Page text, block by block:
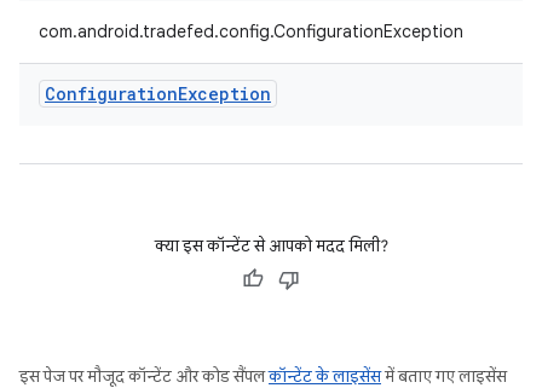
com.android.tradefed.config.ConfigurationException
ConfigurationException
क्या इस कॉन्टेंट से आपको मदद मिली?
इस पेज पर मौजूद कॉन्टेंट और कोड सैंपलकॉन्टेंट के लाइसेंसमें बताए गए लाइसेंस